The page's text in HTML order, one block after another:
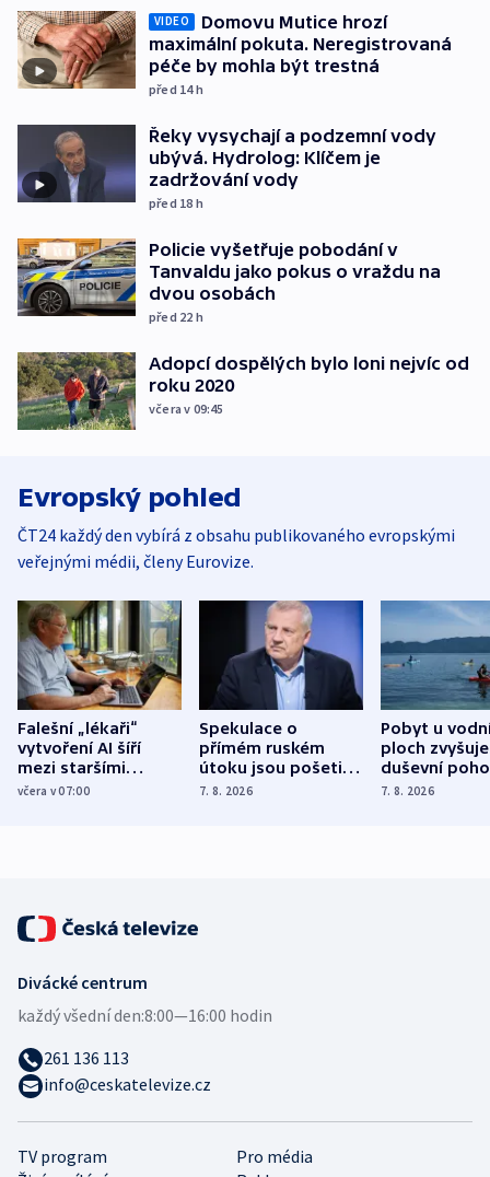
VIDEO
Domovu Mutice hrozí
maximální pokuta. Neregistrovaná
péče by mohla být trestná
před 14h
Řeky vysychají a podzemní vody
ubývá. Hydrolog: Klíčem je
zadržování vody
před 18 h
Policie vyšetřuje pobodání v
Tanvaldu jako pokus o vraždu na
dvou osobách
před 22 h
Adopcí dospělých bylo loni nejvíc od
roku 2020
včera v 09:45
Evropský pohled
ČT24 každý den vybírá z obsahu publikovaného evropskými
veřejnými médii, členy Eurovize.
Falešní „lékaři“
vytvoření AI šíří
mezi staršími
Poláky nebezpečné
včera v 07:00
Spekulace o
přímém ruském
útoku jsou pošetilé,
míní estonský
7. 8. 2026
Pobyt u
ploch zvyšuje
duševní
ukázala
7. 8. 2026
TV program
Pro média
Divácké centrum
každý všední den:8:00—16:00 hodin
261 136 113
info@ceskatelevize.cz